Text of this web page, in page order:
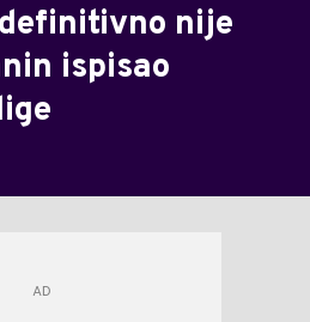
nije
ispisao